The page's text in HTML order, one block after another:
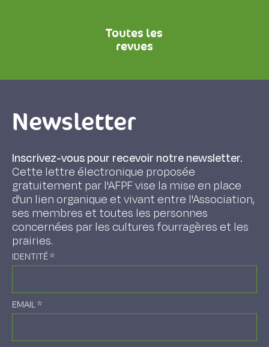
Toutes les
revues
Newsletter
Inscrivez-vous pour recevoir notre newsletter.
Cette lettre électronique proposée
gratuitement par l'AFPF vise la mise en place
d'un lien organique et vivant entre l'Association,
ses membres et toutes les personnes
concernées par les cultures fourragères et les
prairies.
IDENTITÉ*
EMAIL*